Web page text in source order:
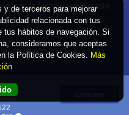
desde la fecha que realizaste
por política tarifaria de la
69156900-0 | Legajo: 9551
ingrese aquí
de terceros para mejorar
relacionada con tus
tus hábitos de navegación. Si
consideramos que aceptas
la Política de Cookies.
Más